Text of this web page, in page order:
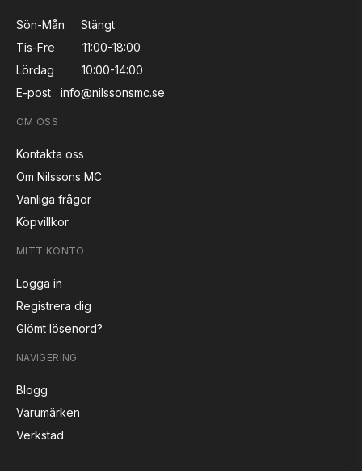
Sön-Mån
Stängt
Tis-Fre
11:00-18:00
Lördag
10:00-14:00
E-post
info@nilssonsmc.se
OM OSS
Kontakta oss
Om Nilssons MC
Vanliga frågor
Köpvillkor
MITT KONTO
Logga in
Registrera dig
Glömt lösenord?
NAVIGERING
Blogg
Varumärken
Verkstad